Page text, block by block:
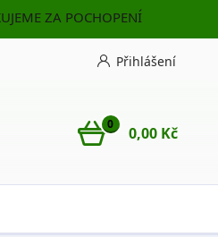
ZA POCHOPENÍ
Přihlášení
0 0,00 Kč